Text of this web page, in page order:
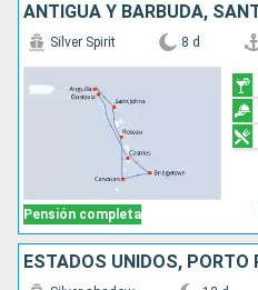
Pensión completa
Silver Spirit 8 d